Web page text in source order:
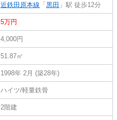
近鉄田原本線 「 黒田 」駅 徒歩12分
5万円
4,000円
51.87㎡
1998年 2月 (築28年)
ハイツ/軽量鉄骨
2階建